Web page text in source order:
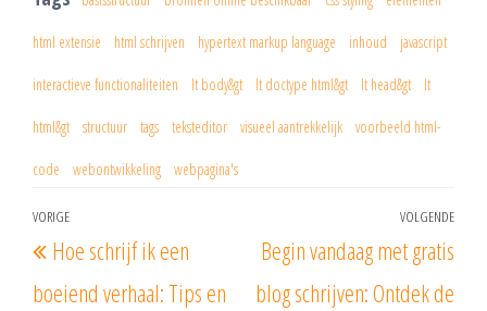
html extensie html schrijven hypertext markup language inhoud javascript
interactieve functionaliteiten lt body&gt lt doctype html&gt lt head&gt lt
html&gt structuur tags teksteditor visueel aantrekkelijk voorbeeld html-
code webontwikkeling webpagina's
Berichtnavigatie
Vorig
bericht
VORIGE
Hoe schrijf ik een
boeiend verhaal: Tips en
VOLGENDE
Begin vandaag met gratis
blog schrijven: Ontdek de